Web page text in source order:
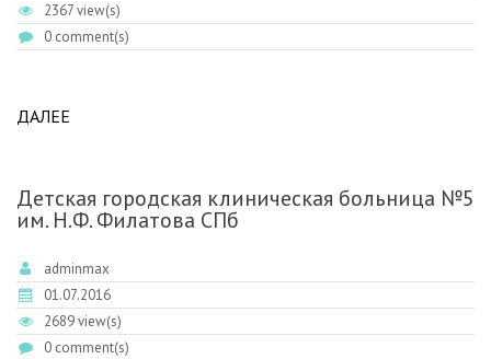
2367 view(s)
0 comment(s)
ДАЛЕЕ
Детская городская клиническая больница №5
им. Н.Ф. Филатова СПб
adminmax
01.07.2016
2689 view(s)
0 comment(s)